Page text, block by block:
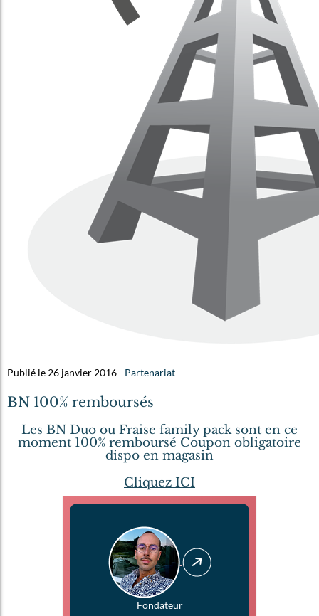
Publié le 26 janvier 2016 Partenariat
BN 100% remboursés
Les BN Duo ou Fraise family pack sont en ce
moment 100% remboursé Coupon obligatoire
dispo en magasin
Cliquez ICI
Fondateur